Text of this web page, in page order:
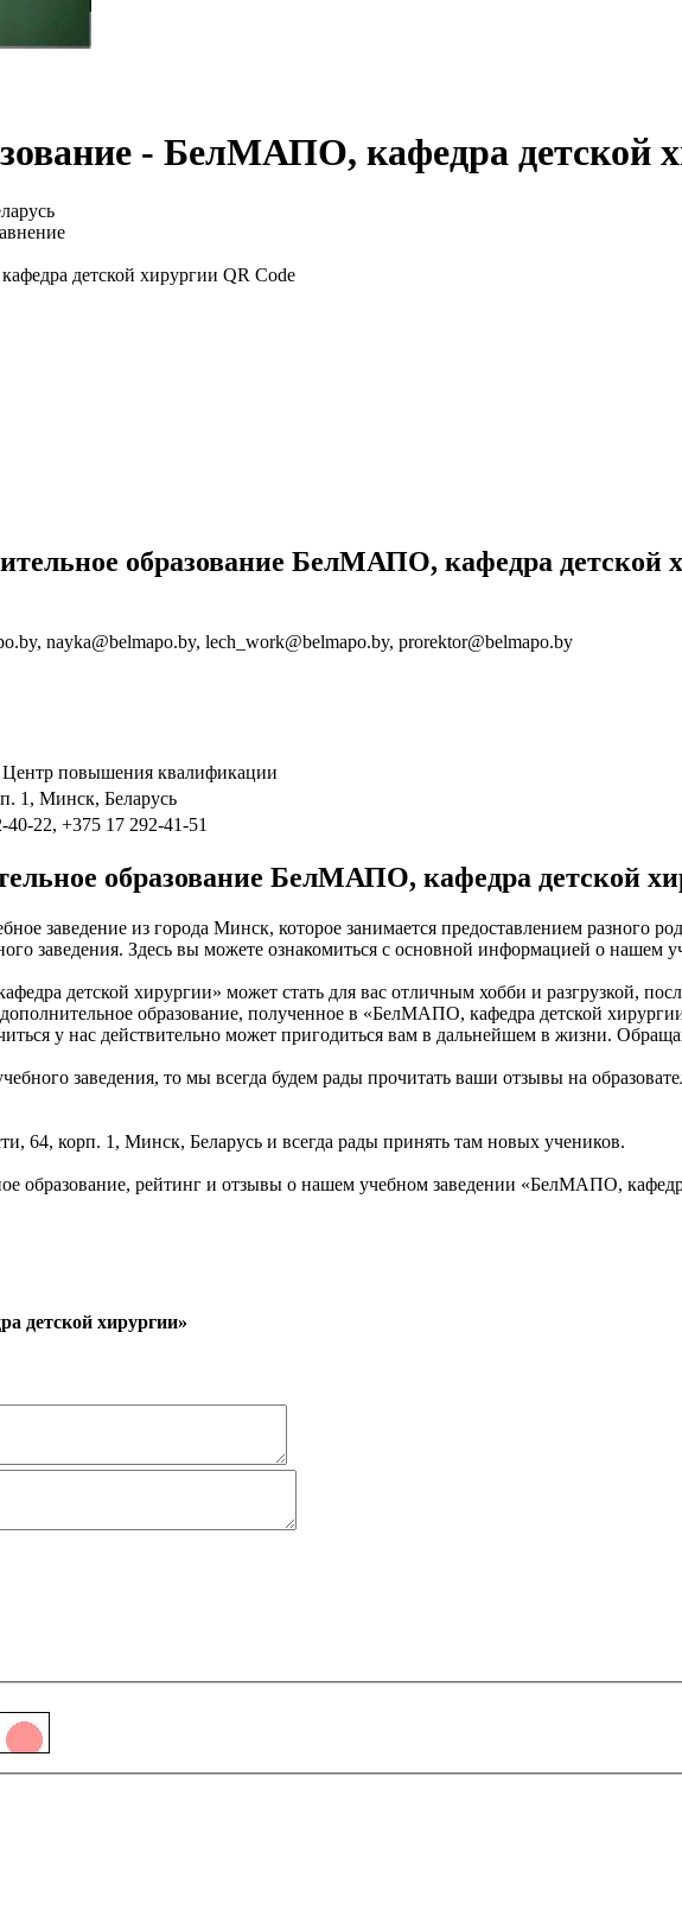
- БелМАПО, кафедра детской
образование БелМАПО, кафедра детской
nayka@belmapo.by, lech_work@belmapo.by, prorektor@belmapo.by
Центр повышения квалификации
1, Минск, Беларусь
22, +375 17 292-41-51
образование БелМАПО, кафедра детской
заведение из города Минск, которое занимается предоставлением разного
заведения. Здесь вы можете ознакомиться с основной информацией о нашем
детской хирургии» может стать для вас отличным хобби и разгрузкой,
образование, полученное в «БелМАПО, кафедра детской
у нас действительно может пригодиться вам в дальнейшем в жизни.
заведения, то мы всегда будем рады прочитать ваши отзывы на
64, корп. 1, Минск, Беларусь и всегда рады принять там новых учеников.
образование, рейтинг и отзывы о нашем учебном заведении «БелМАПО,
детской хирургии»